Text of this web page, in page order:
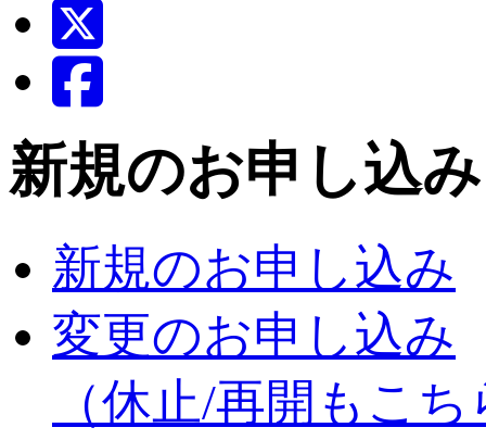
新規のお申し込み
新規のお申し込み
変更のお申し込み
（休止/再開もこ